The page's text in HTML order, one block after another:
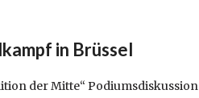
in Brüssel
der Mitte“ Podiumsdiskussion